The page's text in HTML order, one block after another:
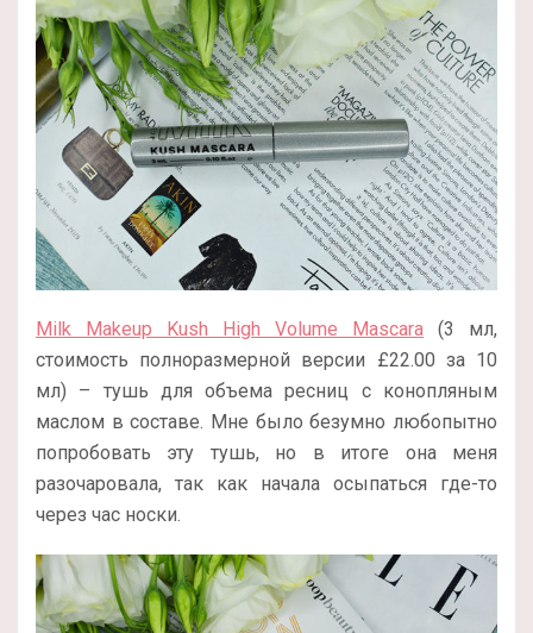
Milk Makeup Kush High Volume Mascara (3 мл,
стоимость полноразмерной версии £22.00 за 10
мл) – тушь для объема ресниц с конопляным
маслом в составе. Мне было безумно любопытно
попробовать эту тушь, но в итоге она меня
разочаровала, так как начала осыпаться где-то
через час носки.